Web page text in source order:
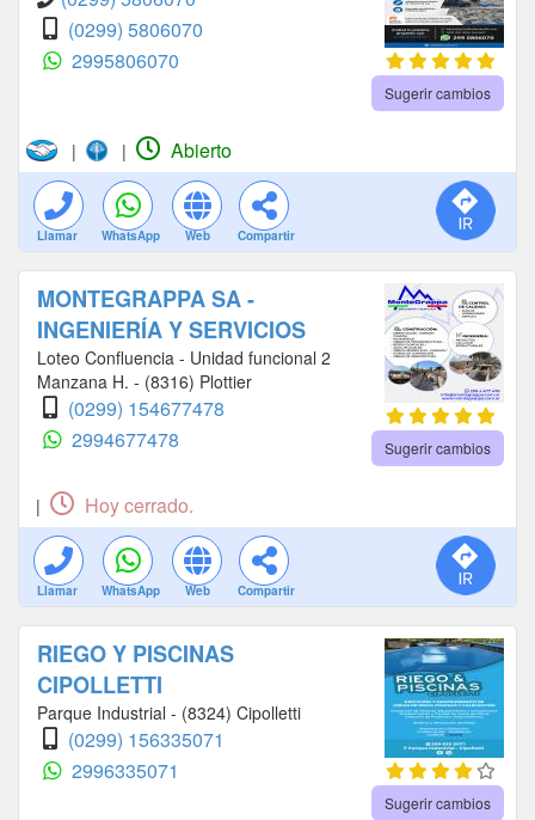
(0299) 5806070
2995806070
Sugerir cambios
| | Abierto
Llamar WhatsApp Web Compartir
MONTEGRAPPA SA -
INGENIERÍA Y SERVICIOS
Loteo Confluencia - Unidad funcional 2
Manzana H. - (8316) Plottier
(0299) 154677478
2994677478
Sugerir cambios
| Hoy cerrado.
Llamar WhatsApp Web Compartir
RIEGO Y PISCINAS
CIPOLLETTI
Parque Industrial - (8324) Cipolletti
(0299) 156335071
2996335071
Sugerir cambios